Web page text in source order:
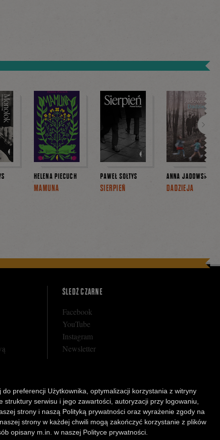
Dalej
HELENA PIECUCH
MAMUNA
PAWEŁ SOŁTYS
SIERPIEŃ
ANNA JADOWSKA
DADZIEJA
ŚLEDŹ CZARNE
Facebook
YouTube
Instagram
Newsletter
preferencji Użytkownika, optymalizacji korzystania z witryny
serwisu i jego zawartości, autoryzacji przy logowaniu,
strony i naszą Polityką prywatności oraz wyrażenie zgody na
strony w każdej chwili mogą zakończyć korzystanie z plików
opisany m.in. w naszej Polityce prywatności.